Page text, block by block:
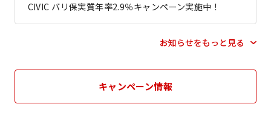
CIVIC バリ保実質年率2.9％キャンペーン実施中！
お知らせをもっと見る
キャンペーン情報